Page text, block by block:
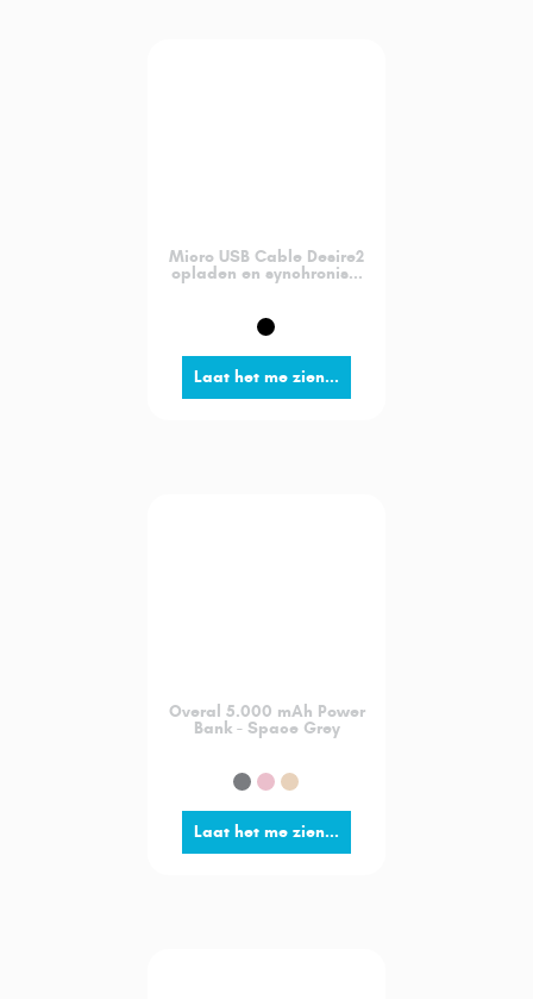
Micro USB Cable Desire2
opladen en synchronis...
Laat het me zien...
Overal 5.000 mAh Power
Bank - Space Grey
Laat het me zien...